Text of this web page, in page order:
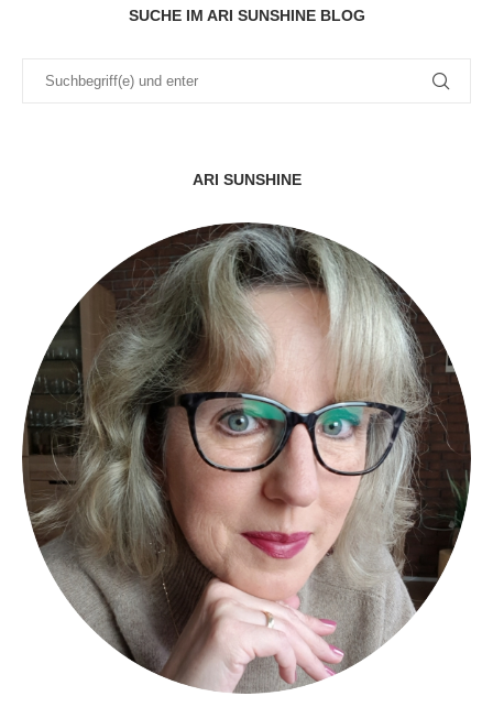
SUCHE IM ARI SUNSHINE BLOG
ARI SUNSHINE